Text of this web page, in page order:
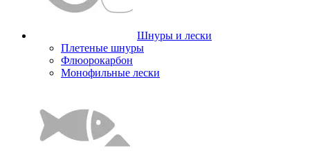
Шнуры и лески
Плетеные шнуры
Флюорокарбон
Монофильные лески